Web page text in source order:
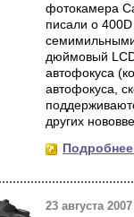
фотокамера
писали о
дюймовый
автофокуса
автофокуса,
других
23 августа 2007